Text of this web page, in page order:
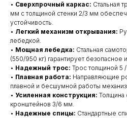
• Сверхпрочный каркас: Стальная
мм с толщиной стенки 2/3 мм
устойчивость.
• Легкий механизм открывания:
лебедкой.
• Мощная лебедка: Стальная
(550/950 кг) гарантирует безопасное
• Надежный трос: Трос толщиной 5
• Плавная работа: Направляющие
плавной и бесшумной работы
• Усиленная конструкция: Толщина
кронштейнов 3/6 мм.
• Надежные спицы: Стандартные